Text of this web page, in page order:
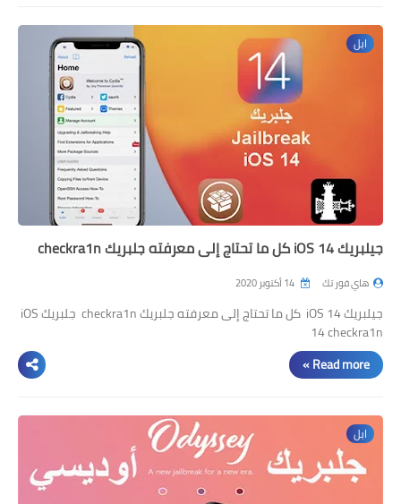
ابل
جيلبريك iOS 14 كل ما تحتاج إلى معرفته جلبريك checkra1n
هاي فور تك
جيلبريك iOS 14 كل ما تحتاج إلى معرفته جلبريك checkra1n جلبريك iOS
14 checkra1n
Read more »
ابل